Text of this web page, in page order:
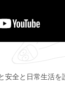
安全と日常生活を